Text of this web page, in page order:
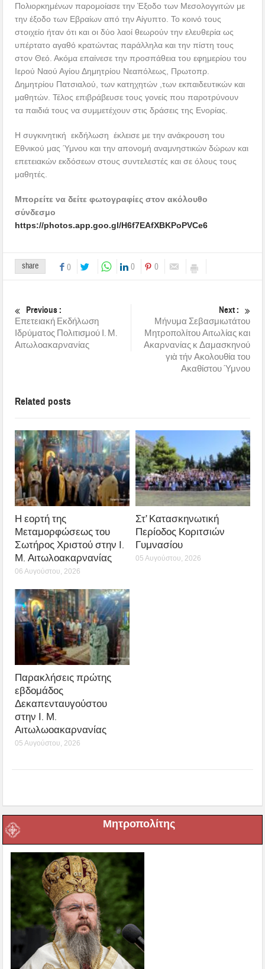
Πολιορκημένων παρομοίασε την Έξοδο των Μεσολογγιτών με
την έξοδο των Εβραίων από την Αίγυπτο. Το κοινό τους
στοιχείο ήταν ότι και οι δύο λαοί θεωρούν την ελευθερία ως
υπέρτατο αγαθό κρατώντας παράλληλα και την πίστη τους
στον Θεό. Ακόμα επαίνεσε την προσπάθεια του εφημερίου του
Ιερού Ναού Αγίου Δημητρίου Νεαπόλεως, Πρωτοπρ.
Δημητρίου Πατσιαλού, των κατηχητών ,των εκπαιδευτικών και
μαθητών. Τέλος επιβράβευσε τους γονείς που παροτρύνουν
τα παιδιά τους να συμμετέχουν στις δράσεις της Ενορίας.
Η συγκινητική εκδήλωση έκλεισε με την ανάκρουση του
Εθνικού μας Ύμνου και την απονομή αναμνηστικών δώρων και
επετειακών εκδόσεων στους συντελεστές και σε όλους τους
μαθητές.
Μπορείτε να δείτε φωτογραφίες στον ακόλουθο
σύνδεσμο
https://photos.app.goo.gl/H6f7EAfXBKPoPVCe6
share 0 0 0
Previous :
Επετειακή Εκδήλωση
Ιδρύματος Πολιτισμού Ι. Μ.
Αιτωλοακαρνανίας
Next :
Μήνυμα Σεβασμιωτάτου
Μητροπολίτου Αιτωλίας και
Ακαρνανίας κ Δαμασκηνού
γιὰ τήν Ακολουθία του
Ακαθίστου Ύμνου
Related posts
Η εορτή της
Μεταμορφώσεως του
Σωτήρος Χριστού στην Ι.
Μ. Αιτωλοακαρνανίας
06 Αυγούστου, 2026
Στ’ Κατασκηνωτική
Περίοδος Κοριτσιών
Γυμνασίου
05 Αυγούστου, 2026
Παρακλήσεις πρώτης
εβδομάδος
Δεκαπενταυγούστου
στην Ι. Μ.
Αιτωλωοακαρνανίας
05 Αυγούστου, 2026
Μητροπολίτης